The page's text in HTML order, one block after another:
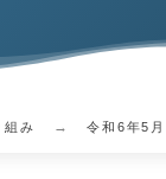
組み 令和6年5